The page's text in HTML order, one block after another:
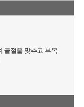
골절을 맞추고 부목